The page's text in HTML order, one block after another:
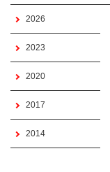
2026
2023
2020
2017
2014